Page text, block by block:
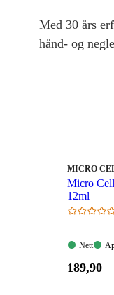
Med 30 års
hånd- og
MERKE :
MICRO
Micro
12ml
Nett:
Nett
Pris:
189,90